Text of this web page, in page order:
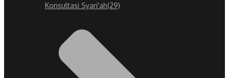
Konsultasi Syari'ah(29)